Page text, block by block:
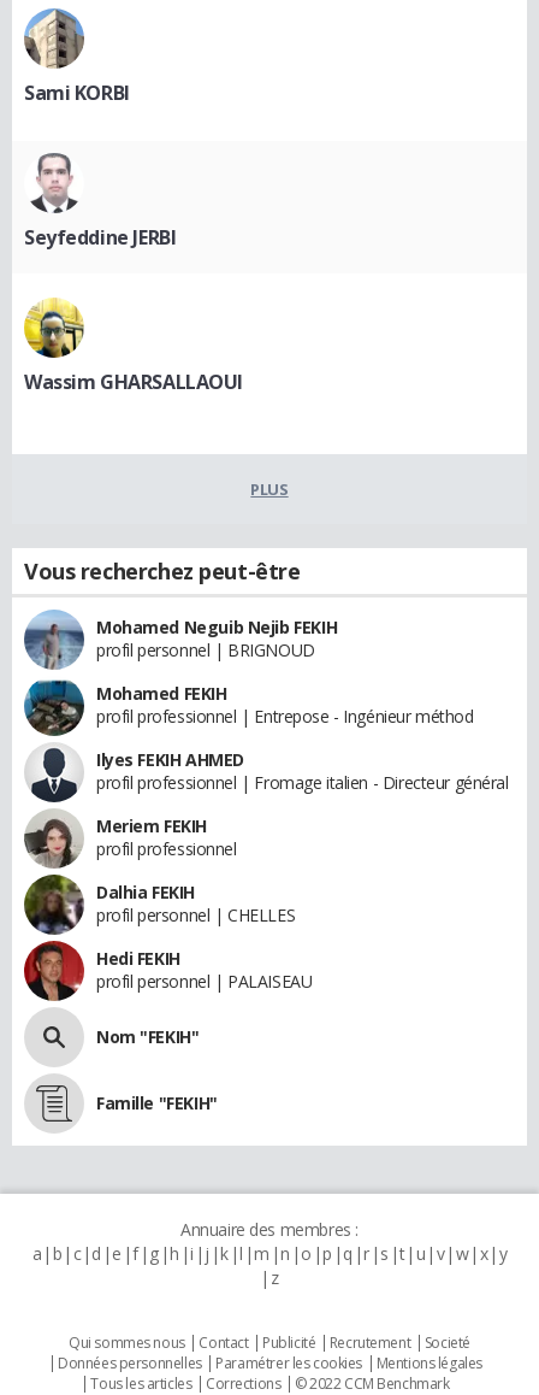
Sami KORBI
Seyfeddine JERBI
Wassim GHARSALLAOUI
PLUS
Vous recherchez peut-être
Mohamed Neguib Nejib FEKIH
profil personnel | BRIGNOUD
Mohamed FEKIH
profil professionnel | Entrepose - Ingénieur méthod
Ilyes FEKIH AHMED
profil professionnel | Fromage italien - Directeur général
Meriem FEKIH
profil professionnel
Dalhia FEKIH
profil personnel | CHELLES
Hedi FEKIH
profil personnel | PALAISEAU
Nom "FEKIH"
Famille "FEKIH"
Annuaire des membres :
a b c d e f g h i j k l m n o p q r s t u v w x y
z
Qui sommes nous Contact Publicité Recrutement
Societé
Données personnelles
Paramétrer les cookies
Mentions légales
Tous les articles
Corrections © 2022 CCM Benchmark